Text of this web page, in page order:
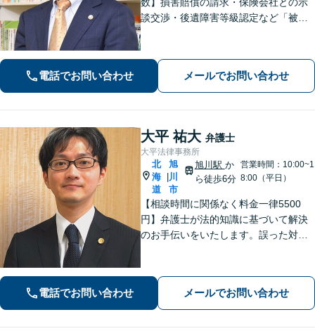
談交渉・後遺障害等級認定など「被害
ど、事故に遭われたらまずご相談を
【初回相談無料】【ビデオ面談可】
電話でお問い合わせ メールでお問い合わせ
大平 祐大 弁護士
大平法律事務所
北
海
道
旭
川
市
旭川駅 か
ら徒歩6分
営業時間：10:00~1
8:00（平日）
【相談時間に関係なく料金一律5500
円】弁護士が法的知識に基づいて解決
のお手伝いをいたします。誤った対応
理・民事・刑事事件など幅広い対応が
可能です。
電話でお問い合わせ メールでお問い合わせ